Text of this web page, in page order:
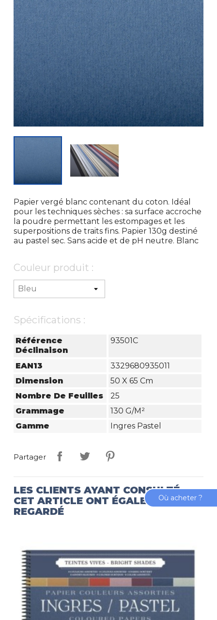
Papier vergé blanc contenant du coton. Idéal
pour les techniques sèches : sa surface accroche
la poudre permettant les estompages et les
superpositions de traits fins. Papier 130g destiné
au pastel sec. Sans acide et de pH neutre. Blanc
Couleur produit :
Spécifications :
Référence
Déclinaison
93501C
EAN13
3329680935011
Dimension
50 X 65 Cm
Nombre De Feuilles
25
Grammage
130 G/m²
Gamme
Ingres Pastel
Partager
LES CLIENTS AYANT CONSULTÉ
CET ARTICLE ONT ÉGALEMENT
REGARDÉ
Où acheter ?